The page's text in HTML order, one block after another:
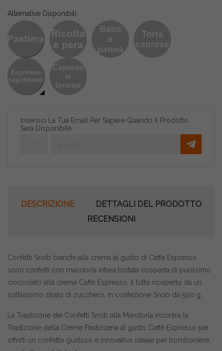
Alternative Disponibili:
Inserisci La Tua Email Per Sapere Quando Il Prodotto
Sarà Disponibile
DESCRIZIONE
DETTAGLI DEL PRODOTTO
RECENSIONI
Confetti Snob bianchi alla crema al gusto di Caffè Espresso
sono confetti con mandorla intera tostata ricoperta di purissimo
cioccolato alla crema Caffè Espresso, il tutto ricoperto da un
sottilissimo strato di zucchero, in confezione Snob da 500 g.
La Tradizione dei Confetti Snob alla Mandorla incontra la
Tradizione della Creme Pasticceria al gusto Caffè Espresso per
offrirti un confetto gustoso e innovativo ideale per bomboniere,